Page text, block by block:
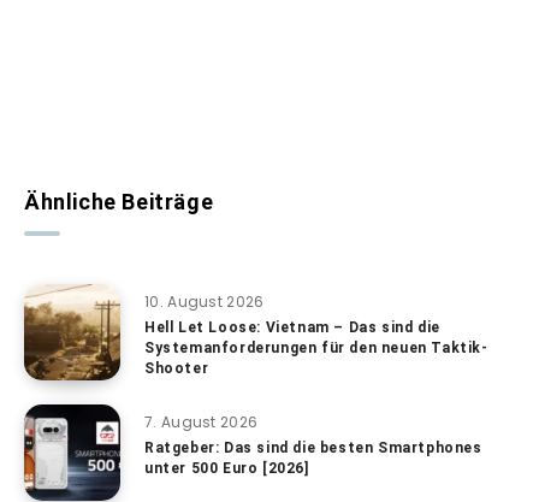
Ähnliche Beiträge
10. August 2026
Hell Let Loose: Vietnam – Das sind die
Systemanforderungen für den neuen Taktik-
Shooter
7. August 2026
Ratgeber: Das sind die besten Smartphones
unter 500 Euro [2026]